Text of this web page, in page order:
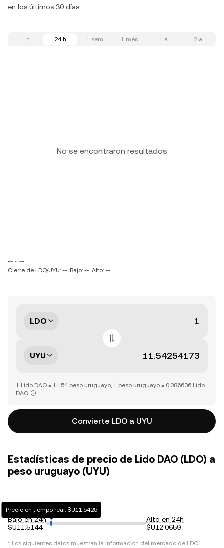
en los últimos 30 días.
1 h 24 h 1 sem 1 mes 1 a 2 a
No se encontraron resultados
-- ~ --
Cierre de LDO/UYU: -- Bajo: -- Alto: --
LDO
UYU
1 Lido DAO = 11.54 peso uruguayo, 1 peso uruguayo = 0.086636 Lido
DAO
Convierte LDO a UYU
Estadísticas de precio de Lido DAO (LDO) a
peso uruguayo (UYU)
Bajo en 24h
$U11.5144
Precio en tiempo real: $U11.5425
Alto en 24h
$U12.0659
* Los siguientes datos muestran la información del mercado de LDO.